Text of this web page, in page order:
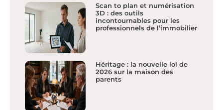
Scan to plan et numérisation
3D : des outils
incontournables pour les
professionnels de l’immobilier
Héritage : la nouvelle loi de
2026 sur la maison des
parents